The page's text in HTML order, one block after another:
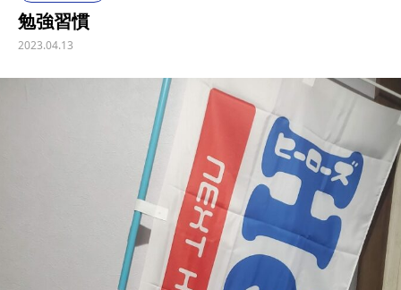
勉強習慣
2023.04.13